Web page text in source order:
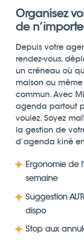
Organisez
de
Depuis votre
rendez-vous,
un créneau où
maison ou
commun. Avec
agenda partout
voulez. Soyez
la gestion de
d’agenda kiné
Ergonomie de
semaine
Suggestion
dispo
Stop aux